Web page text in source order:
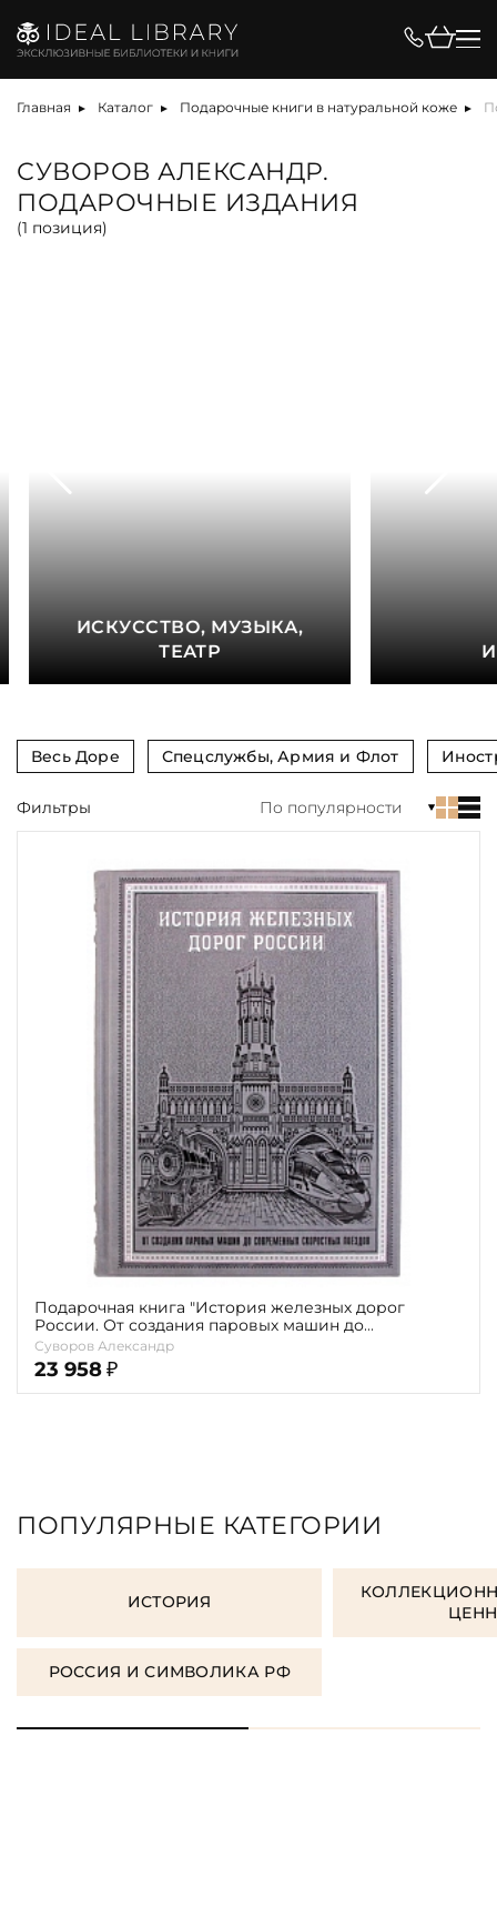
Главная Каталог Подарочные книги в натуральной коже
СУВОРОВ АЛЕКСАНДР.
ПОДАРОЧНЫЕ ИЗДАНИЯ
(1 позиция)
ИСКУССТВО, МУЗЫКА,
ТЕАТР
Весь Доре Спецслужбы, Армия и Флот
Цена, ₽
Вид
Обрез
Тиснение
Пол и возраст
Фильтры По популярности
Подарочная книга "История железных дорог
России. От создания паровых машин до
современных скоростных поездов" А.Суворов
Суворов Александр
23 958 ₽
ПОПУЛЯРНЫЕ КАТЕГОРИИ
ИСТОРИЯ
РОССИЯ И СИМВОЛИКА РФ